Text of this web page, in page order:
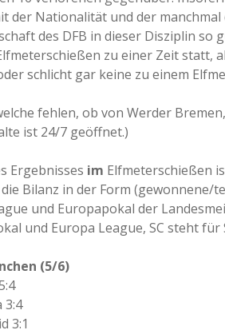
der Nationalität und der
des DFB in dieser Disziplin so
zu einer Zeit statt,
schlicht gar keine zu einem
fehlen, ob von Werder
ist 24/7 geöffnet.)
Ergebnisses im Elfmeterschießen
Bilanz in der Form (gewonnene/
und Europapokal der
und Europa League, SC steht für
(5/6)
3:4
3:1